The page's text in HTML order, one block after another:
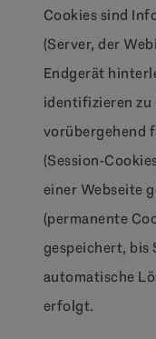
Cookies sind
(Server, der
Endgerät
identifizieren zu
vorübergehend
(Session-
einer Webseite
(permanente
gespeichert, bis
automatische
erfolgt.